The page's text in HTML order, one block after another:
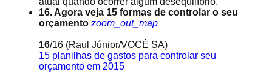
16. Agora veja 15 formas de controlar o seu
orçamento zoom_out_map
16/16 (Raul Júnior/VOCÊ SA)
15 planilhas de gastos para controlar seu
orçamento em 2015